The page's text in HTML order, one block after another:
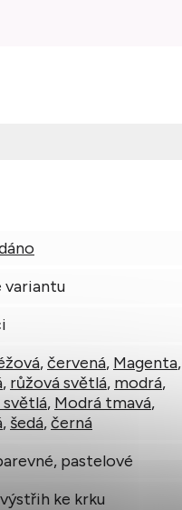
variantu
,červená, Magenta,
, růžová světlá, modrá,
světlá, Modrá tmavá,
, šedá,černá
pastelové
ke krku